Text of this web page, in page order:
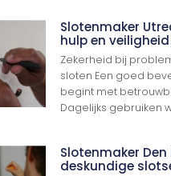
Slotenmaker
hulp en veiligheid
Zekerheid bij
sloten Een goed
begint met
Dagelijks gebruiken
Slotenmaker Den
deskundige